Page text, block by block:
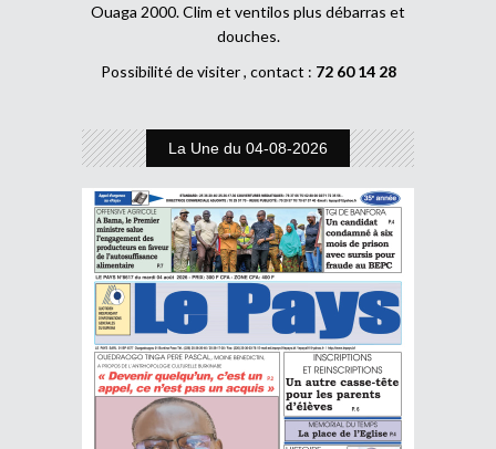
Ouaga 2000. Clim et ventilos plus débarras et
douches.
Possibilité de visiter , contact : 72 60 14 28
La Une du 04-08-2026